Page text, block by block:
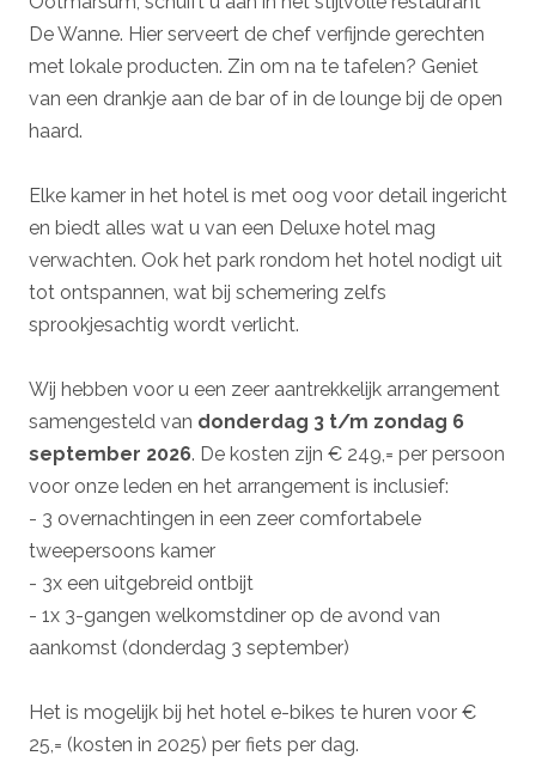
De Wanne. Hier serveert de chef verfijnde gerechten
met lokale producten. Zin om na te tafelen? Geniet
van een drankje aan de bar of in de lounge bij de open
haard.
Elke kamer in het hotel is met oog voor detail ingericht
en biedt alles wat u van een Deluxe hotel mag
verwachten. Ook het park rondom het hotel nodigt uit
tot ontspannen, wat bij schemering zelfs
sprookjesachtig wordt verlicht.
Wij hebben voor u een zeer aantrekkelijk arrangement
samengesteld van donderdag 3 t/m zondag 6
september 2026. De kosten zijn € 249,= per persoon
voor onze leden en het arrangement is inclusief:
- 3 overnachtingen in een zeer comfortabele
tweepersoons kamer
- 3x een uitgebreid ontbijt
- 1x 3-gangen welkomstdiner op de avond van
aankomst (donderdag 3 september)
Het is mogelijk bij het hotel e-bikes te huren voor €
25,= (kosten in 2025) per fiets per dag.